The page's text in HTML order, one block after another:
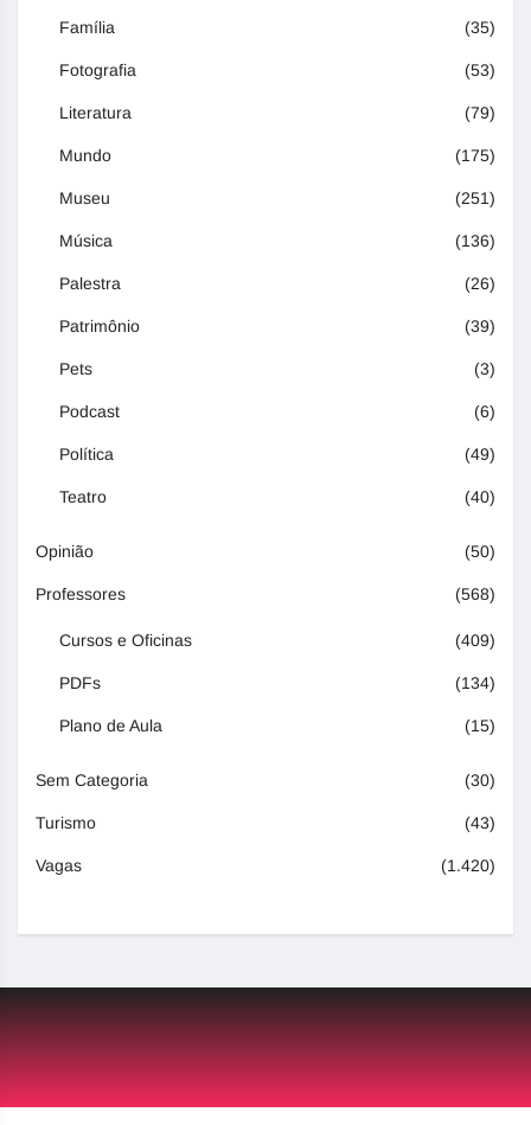
Família (35)
Fotografia (53)
Literatura (79)
Mundo (175)
Museu (251)
Música (136)
Palestra (26)
Patrimônio (39)
Pets (3)
Podcast (6)
Política (49)
Teatro (40)
Opinião (50)
Professores (568)
Cursos e Oficinas (409)
PDFs (134)
Plano de Aula (15)
Sem Categoria (30)
Turismo (43)
Vagas (1.420)